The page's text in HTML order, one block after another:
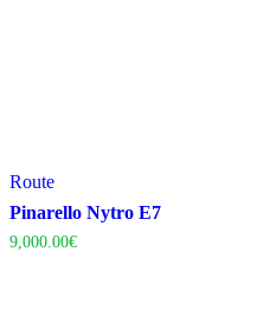
Route
Pinarello Nytro E7
9,000.00€